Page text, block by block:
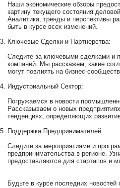
Наши экономические обзоры
картину текущего состояния
Аналитика, тренды и перспективы
быть в курсе всех изменений.
Ключевые Сделки и Партнерства:
Следите за ключевыми сделками и
компаний. Мы расскажем, какие
могут повлиять на бизнес-
Индустриальный Сектор:
Погружаемся в новости
Рассказываем о новых
тенденциях, определяющих
Поддержка Предпринимателей:
Следите за мероприятиями и
предпринимательства в регионе.
предоставляются для стартапов и
Будьте в курсе последних новостей